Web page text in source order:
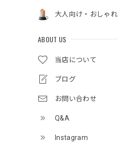
大人向け・おしゃれ
ABOUT US
当店について
ブログ
お問い合わせ
Q&A
Instagram